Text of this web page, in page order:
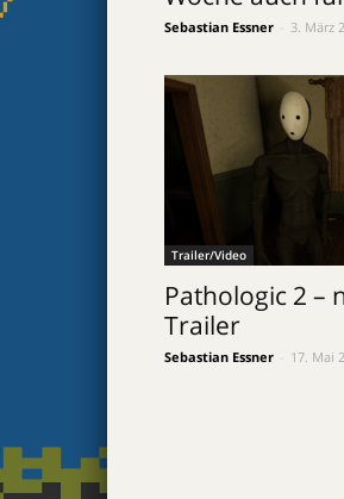
Sebastian Essner 3. März
Trailer/Video
Pathologic 2 –
Trailer
Sebastian Essner 17. Mai